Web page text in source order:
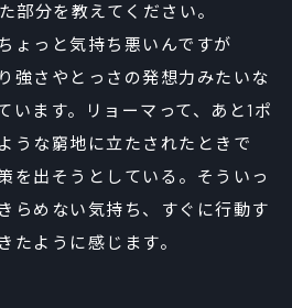
部分を教えてください。
ょっと気持ち悪いんですが
強さやとっさの発想力みたいな
います。リョーマって、あと1ポ
うな窮地に立たされたときで
を出そうとしている。そういっ
らめない気持ち、すぐに行動す
たように感じます。